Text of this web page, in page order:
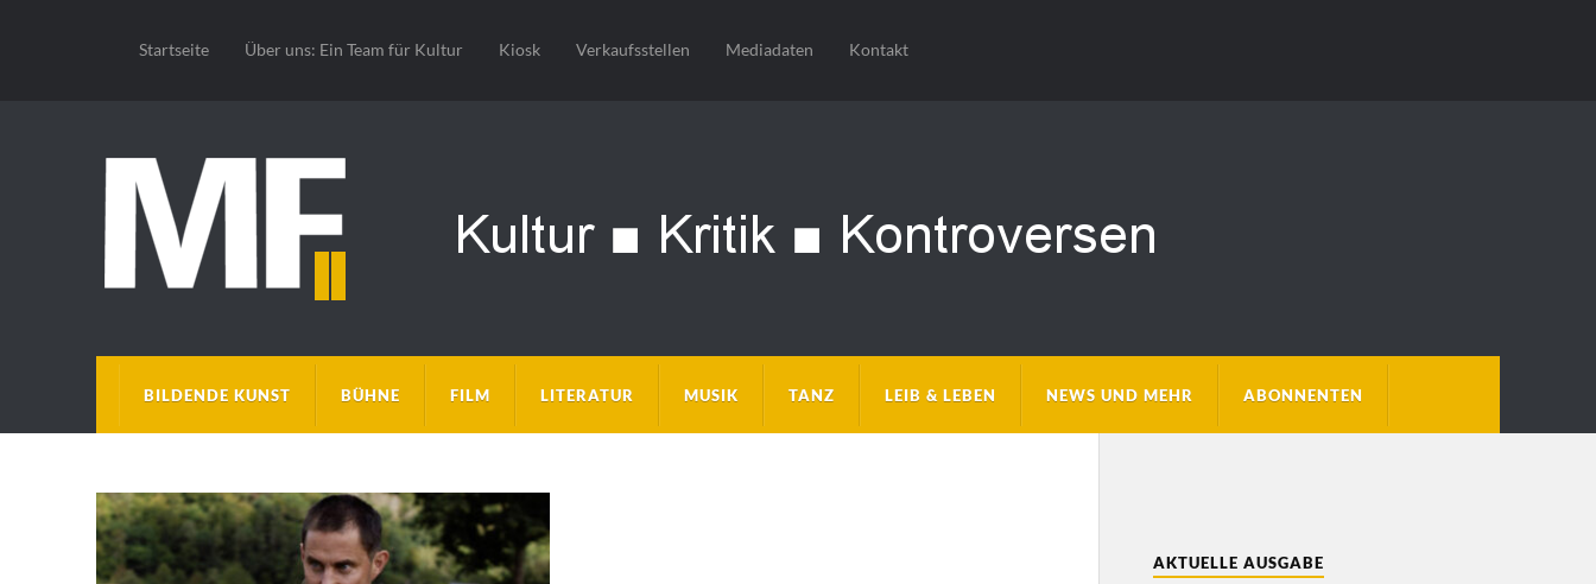
Startseite Über uns: Ein Team für Kultur Kiosk Verkaufsstellen Mediadaten Kontakt
BILDENDE KUNST BÜHNE FILM LITERATUR MUSIK TANZ LEIB & LEBEN NEWS UND MEHR ABONNENTEN
AKTUELLE AUSGABE